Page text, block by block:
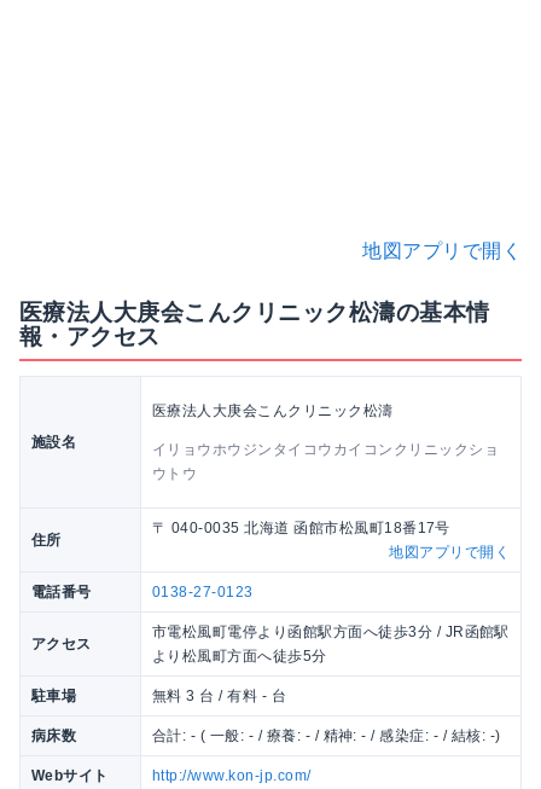
地図アプリで開く
医療法人大庚会こんクリニック松濤の基本情
報・アクセス
施設名
医療法人大庚会こんクリニック松濤
イリョウホウジンタイコウカイコンクリニックショ
ウトウ
住所
〒 040-0035 北海道 函館市松風町18番17号
地図アプリで開く
電話番号 0138-27-0123
アクセス
市電松風町電停より函館駅方面へ徒歩3分 / JR函館駅
より松風町方面へ徒歩5分
駐車場 無料 3 台 / 有料 - 台
病床数 合計: - ( 一般: - / 療養: - / 精神: - / 感染症: - / 結核: -)
Webサイト http://www.kon-jp.com/